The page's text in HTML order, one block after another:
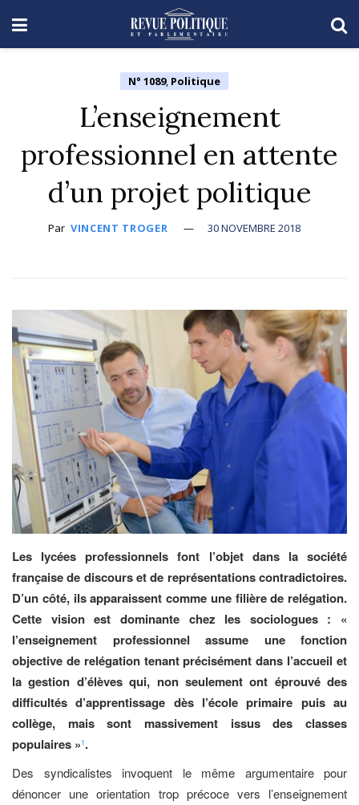
N° 1089, Politique
L’enseignement
professionnel en attente
d’un projet politique
Par VINCENT TROGER 30 NOVEMBRE 2018
Les lycées professionnels font l’objet dans la société
française de discours et de représentations contradictoires.
D’un côté, ils apparaissent comme une filière de relégation.
Cette vision est dominante chez les sociologues : «
l’enseignement professionnel assume une fonction
objective de relégation tenant précisément dans l’accueil et
la gestion d’élèves qui, non seulement ont éprouvé des
difficultés d’apprentissage dès l’école primaire puis au
collège, mais sont massivement issus des classes
populaires »1.
Des syndicalistes invoquent le même argumentaire pour
dénoncer une orientation trop précoce vers l’enseignement